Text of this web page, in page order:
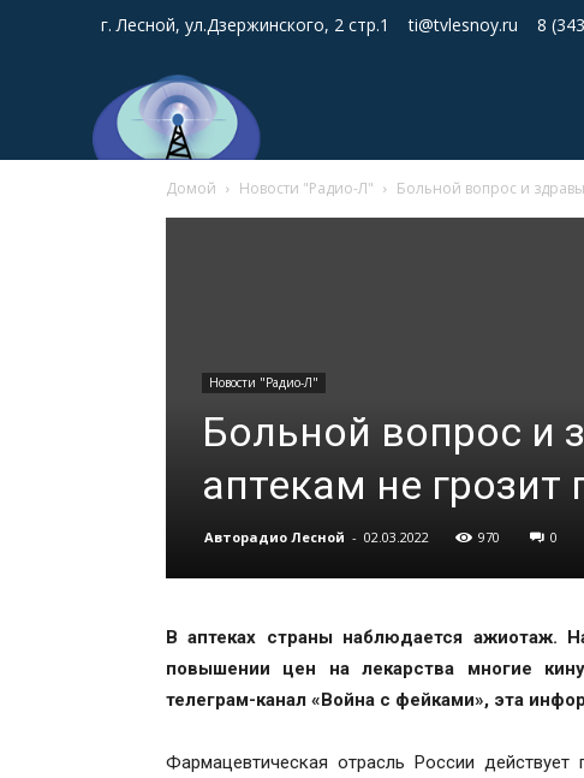
г. Лесной, ул.Дзержинского, 2 стр.1 ti@tvlesnoy.ru 8
Домой Новости "Радио-Л" Больной вопрос и
Новости "Радио-Л"
Больной вопрос и
аптекам не
Авторадио Лесной - 02.03.2022 970 0
В аптеках страны наблюдается ажиотаж.
повышении цен на лекарства многие
телеграм-канал «Война с фейками», эта
Фармацевтическая отрасль России действует